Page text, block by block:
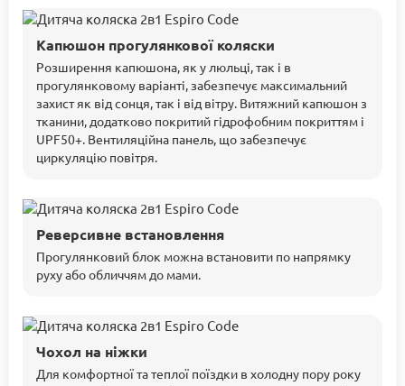
Капюшон прогулянкової коляски
Розширення капюшона, як у люльці, так і в
прогулянковому варіанті, забезпечує максимальний
захист як від сонця, так і від вітру. Витяжний капюшон з
тканини, додатково покритий гідрофобним покриттям і
UPF50+. Вентиляційна панель, що забезпечує
циркуляцію повітря.
Реверсивне встановлення
Прогулянковий блок можна встановити по напрямку
руху або обличчям до мами.
Чохол на ніжки
Для комфортної та теплої поїздки в холодну пору року